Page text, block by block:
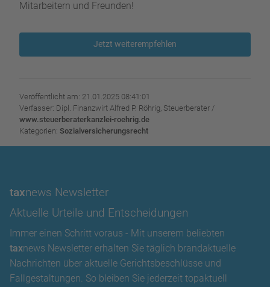
Mitarbeitern und Freunden!
Jetzt weiterempfehlen
Veröffentlicht am: 21.01.2025 08:41:01
Verfasser: Dipl. Finanzwirt Alfred P. Röhrig, Steuerberater /
www.steuerberaterkanzlei-roehrig.de
Kategorien: Sozialversicherungsrecht
taxnews Newsletter
Aktuelle Urteile und Entscheidungen
Immer einen Schritt voraus - Mit unserem beliebten
taxnews Newsletter erhalten Sie täglich brandaktuelle
Nachrichten über aktuelle Gerichtsbeschlüsse und
Fallgestaltungen. So bleiben Sie jederzeit topaktuell